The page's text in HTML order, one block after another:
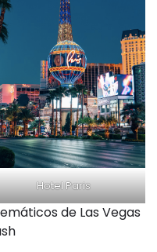
Hotel Paris
de Las Vegas